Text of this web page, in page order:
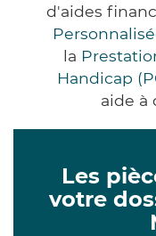
d'aides
la
Handicap
aide à
Les
votre